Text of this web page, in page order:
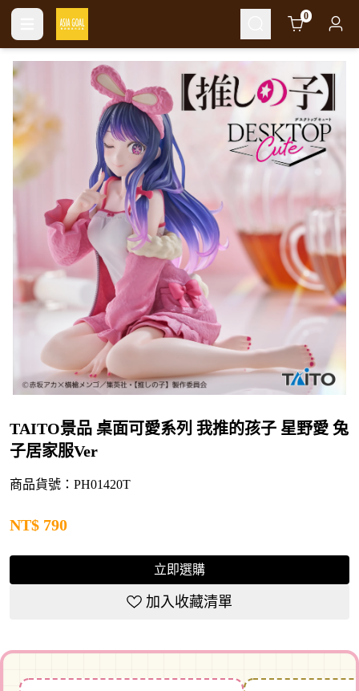
Cart 0
TAITO景品 桌面可愛系列 我推的孩子 星野愛 兔
子居家服Ver
商品貨號：PH01420T
NT$ 790
立即選購
加入收藏清單